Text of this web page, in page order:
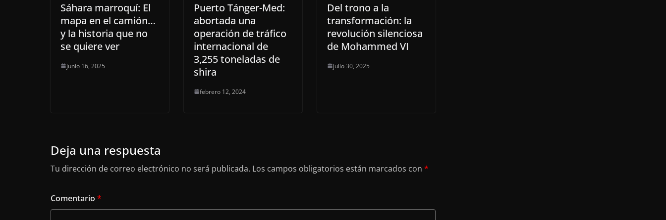
Sáhara marroquí: El
mapa en el camión…
y la historia que no
se quiere ver
junio 16, 2025
Puerto Tánger-Med:
abortada una
operación de tráfico
internacional de
3,255 toneladas de
shira
febrero 12, 2024
Del trono a la
transformación: la
revolución silenciosa
de Mohammed VI
julio 30, 2025
Deja una respuesta
Tu dirección de correo electrónico no será publicada. Los campos obligatorios están marcados con *
Comentario *